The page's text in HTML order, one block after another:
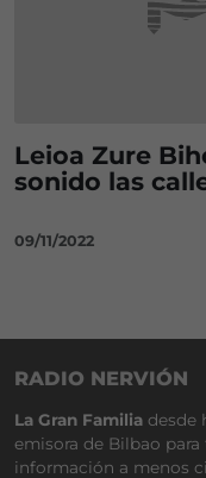
Leioa Zure
sonido las
09/11/2022
RADIO NERVIÓN
La Gran Familia desde
emisora de Bilbao
información a menos